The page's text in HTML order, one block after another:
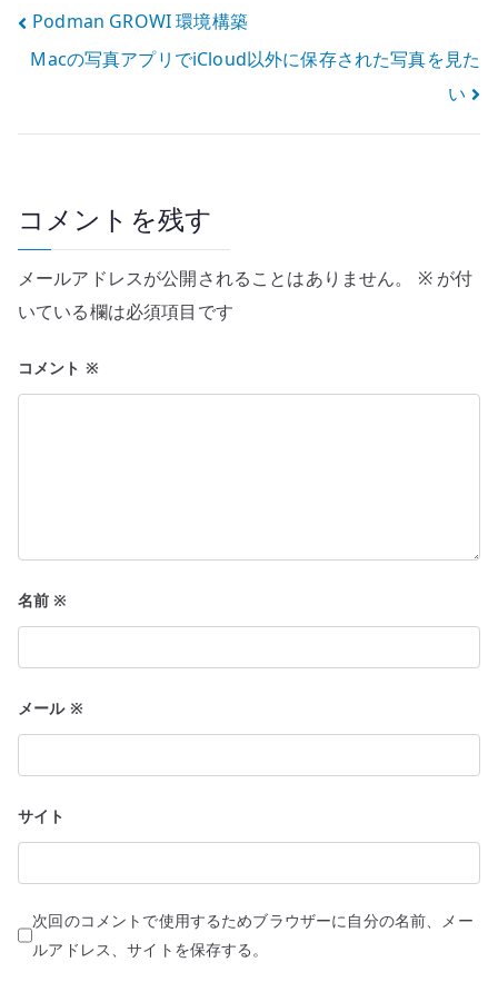
投
稿
ゲ
ー
シ
ン
Podman GROWI 環境構築
Macの写真アプリでiCloud以外に保存された写真を見た
い
コメントを残す
メールアドレスが公開されることはありません。 ※が付
いている欄は必須項目です
コメント ※
名前※
メール ※
サイト
次回のコメントで使用するためブラウザーに自分の名前、メー
ルアドレス、サイトを保存する。